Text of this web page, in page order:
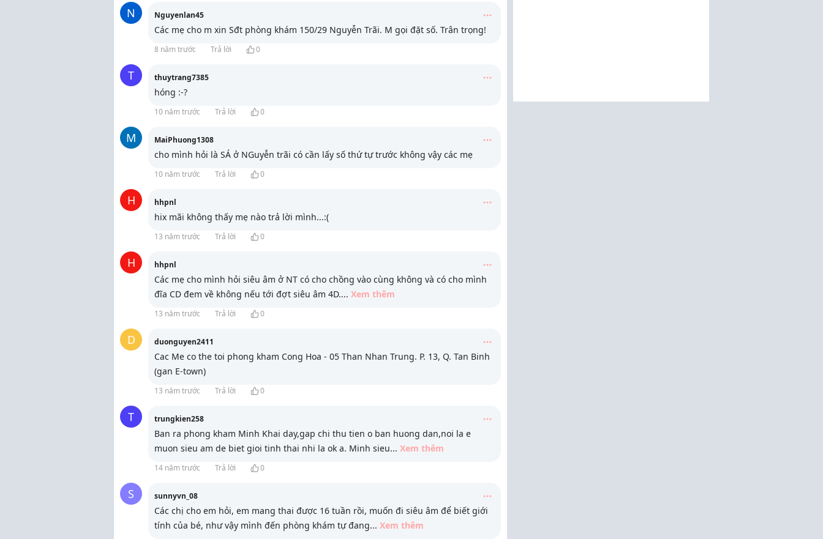
N Nguyenlan45
Các mẹ cho m xin Sđt phòng khám 150/29 Nguyễn Trãi. M gọi đặt số. Trân trọng!
8 năm trước Trả lời 0
T thuytrang7385
hóng :-?
10 năm trước Trả lời 0
M MaiPhuong1308
cho mình hỏi là SÁ ở NGuyễn trãi có cần lấy số thứ tự trước không vậy các mẹ
10 năm trước Trả lời 0
H hhpnl
hix mãi không thấy mẹ nào trả lời mình...:(
13 năm trước Trả lời 0
H hhpnl
Các mẹ cho mình hỏi siêu âm ở NT có cho chồng vào cùng không và có cho mình
đĩa CD đem về không nếu tới đợt siêu âm 4D.... Xem thêm
13 năm trước Trả lời 0
D duonguyen2411
Cac Me co the toi phong kham Cong Hoa - 05 Than Nhan Trung. P. 13, Q. Tan Binh
(gan E-town)
13 năm trước Trả lời 0
T trungkien258
Ban ra phong kham Minh Khai day,gap chi thu tien o ban huong dan,noi la e
muon sieu am de biet gioi tinh thai nhi la ok a. Minh sieu... Xem thêm
14 năm trước Trả lời 0
S sunnyvn_08
Các chị cho em hỏi, em mang thai được 16 tuần rồi, muốn đi siêu âm để biết giới
tính của bé, như vậy mình đến phòng khám tự đang... Xem thêm